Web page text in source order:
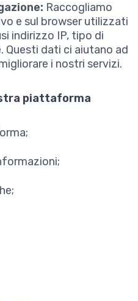
Raccogliamo
e sul browser utilizzati
indirizzo IP, tipo di
Questi dati ci aiutano ad
i nostri servizi.
piattaforma